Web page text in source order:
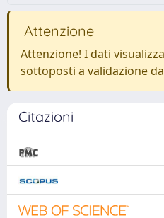
Attenzione
Attenzione! I dati
sottoposti a validazione
Citazioni